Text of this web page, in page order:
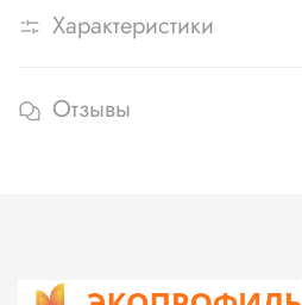
Характеристики
Отзывы